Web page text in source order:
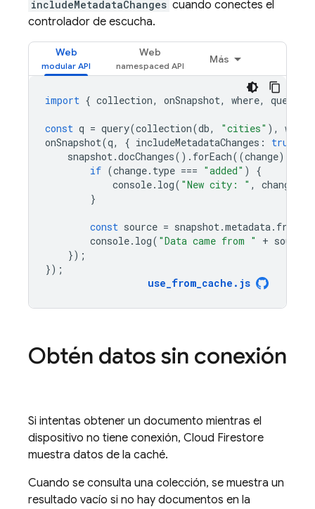
includeMetadataChanges cuando conectes el
controlador de escucha.
Web Web
Más
import { collection, onSnapshot, where, query
const q = query(collection(db, "cities" ), where
onSnapshot(q, { includeMetadataChanges : true
snapshot.docChanges(). forEach((change)
if (change. type === "added" )
{
console. log( "New city: " , change
}
const source = snapshot.metadata.
console. log( "Data came from " + source
});
});
use_from_cache . js
Obtén datos sin conexión
Si intentas obtener un documento mientras el
dispositivo no tiene conexión, Cloud Firestore
muestra datos de la caché.
Cuando se consulta una colección, se muestra un
resultado vacío si no hay documentos en la